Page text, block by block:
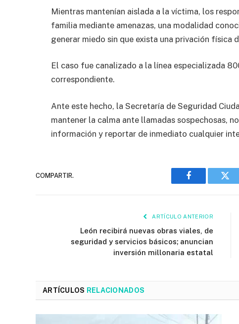
Mientras mantenían aislada a la víctima, los
familia mediante amenazas, una modalidad
generar miedo sin que exista una privación física
El caso fue canalizado a la línea especializada
correspondiente.
Ante este hecho, la Secretaría de Seguridad
mantener la calma ante llamadas sospechosas,
información y reportar de inmediato cualquier
COMPARTIR.
Facebook
ARTÍCULO ANTERIOR
León recibirá nuevas obras viales, de
seguridad y servicios básicos; anuncian
inversión millonaria estatal
ARTÍCULOS RELACIONADOS